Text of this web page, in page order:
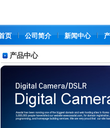
页 公司简介 新闻中心
产品中心